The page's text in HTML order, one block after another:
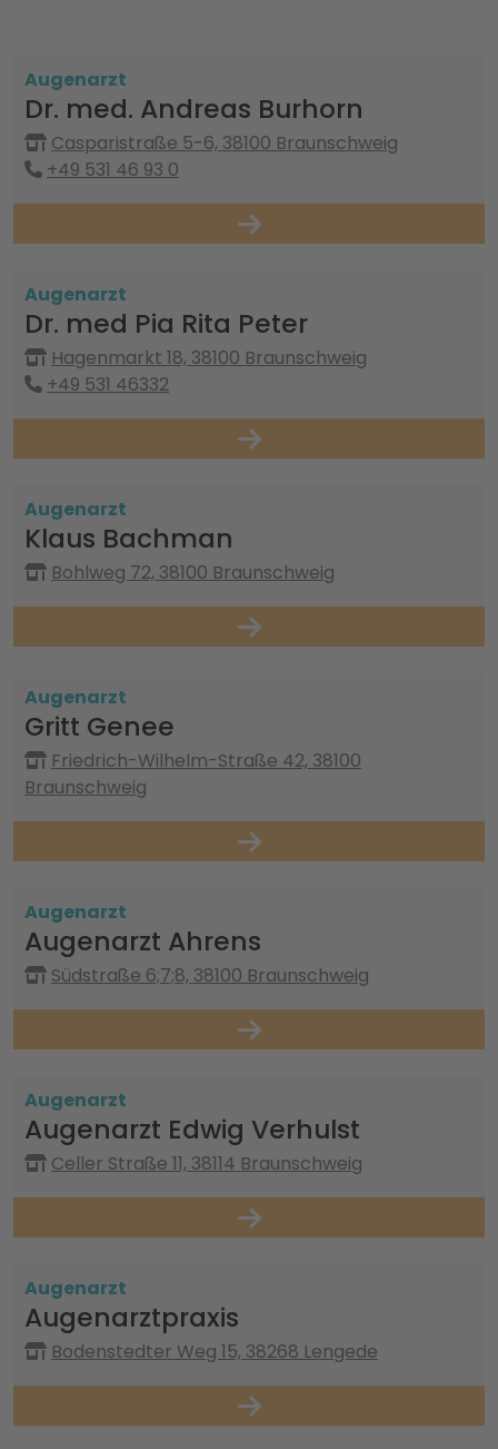
Augenarzt
Dr. med. Andreas Burhorn
Casparistraße 5-6, 38100 Braunschweig
+49 531 46 93 0
Augenarzt
Dr. med Pia Rita Peter
Hagenmarkt 18, 38100 Braunschweig
+49 531 46332
Augenarzt
Klaus Bachman
Bohlweg 72, 38100 Braunschweig
Augenarzt
Gritt Genee
Friedrich-Wilhelm-Straße 42, 38100
Braunschweig
Augenarzt
Augenarzt Ahrens
Südstraße 6;7;8, 38100 Braunschweig
Augenarzt
Augenarzt Edwig Verhulst
Celler Straße 11, 38114 Braunschweig
Augenarzt
Augenarztpraxis
Bodenstedter Weg 15, 38268 Lengede